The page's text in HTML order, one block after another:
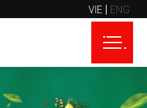
VIE ENG